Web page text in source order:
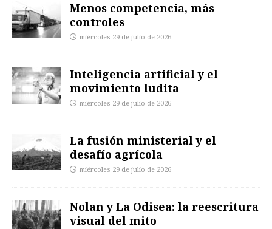
Menos competencia, más
controles
miércoles 29 de julio de 2026
Inteligencia artificial y el
movimiento ludita
miércoles 29 de julio de 2026
La fusión ministerial y el
desafío agrícola
miércoles 29 de julio de 2026
Nolan y La Odisea: la reescritura
visual del mito